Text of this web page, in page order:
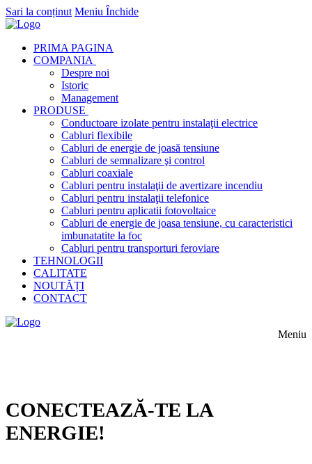
Sari la conținut Meniu Închide
PRIMA PAGINA
COMPANIA
Despre noi
Istoric
Management
PRODUSE
Conductoare izolate pentru instalaţii electrice
Cabluri flexibile
Cabluri de energie de joasă tensiune
Cabluri de semnalizare şi control
Cabluri coaxiale
Cabluri pentru instalaţii de avertizare incendiu
Cabluri pentru instalaţii telefonice
Cabluri pentru aplicatii fotovoltaice
Cabluri de energie de joasa tensiune, cu caracteristici
imbunatatite la foc
Cabluri pentru transporturi feroviare
TEHNOLOGII
CALITATE
NOUTĂȚI
CONTACT
Meniu
CONECTEAZĂ-TE LA
ENERGIE!